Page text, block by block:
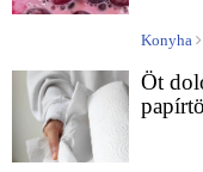
Konyha
Öt